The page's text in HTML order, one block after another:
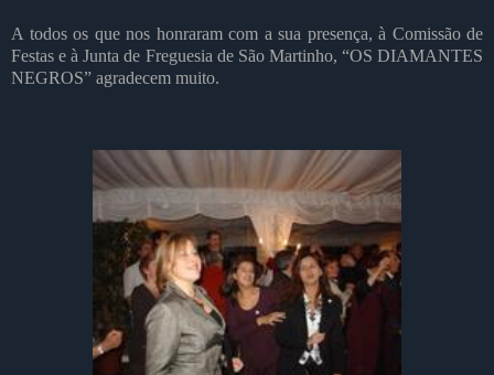
A todos os que nos honraram com a sua presença, à Comissão de
Festas e à Junta de Freguesia de São Martinho, “OS DIAMANTES
NEGROS” agradecem muito.